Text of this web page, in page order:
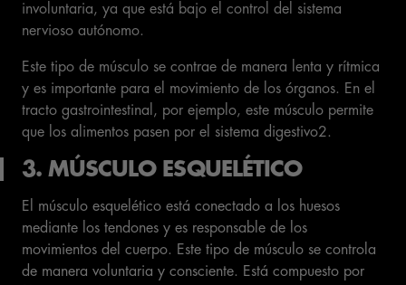
involuntaria, ya que está bajo el control del sistema
nervioso autónomo.
Este tipo de músculo se contrae de manera lenta y rítmica
y es importante para el movimiento de los órganos. En el
tracto gastrointestinal, por ejemplo, este músculo permite
que los alimentos pasen por el sistema digestivo2.
3. MÚSCULO ESQUELÉTICO
El músculo esquelético está conectado a los huesos
mediante los tendones y es responsable de los
movimientos del cuerpo. Este tipo de músculo se controla
de manera voluntaria y consciente. Está compuesto por